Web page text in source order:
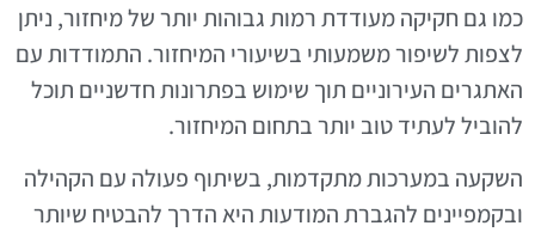
כמו גם חקיקה מעודדת רמות גבוהות יותר של מיחזור, ניתן
לצפות לשיפור משמעותי בשיעורי המיחזור. התמודדות עם
האתגרים העירוניים תוך שימוש בפתרונות חדשניים תוכל
להוביל לעתיד טוב יותר בתחום המיחזור.
השקעה במערכות מתקדמות, בשיתוף פעולה עם הקהילה
ובקמפיינים להגברת המודעות היא הדרך להבטיח שיותר